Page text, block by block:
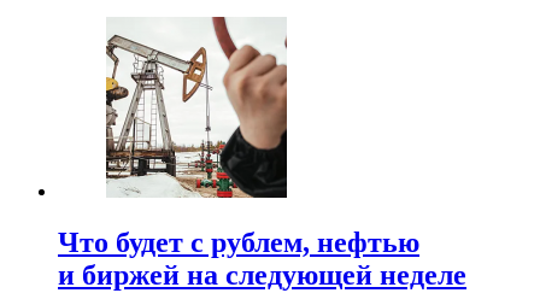
Что будет с рублем, нефтью
и биржей на следующей неделе